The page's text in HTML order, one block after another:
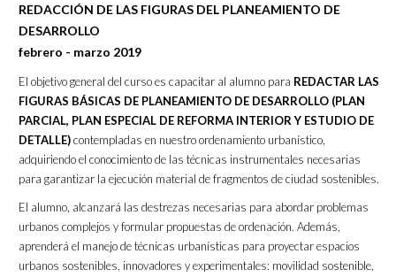
REDACCIÓN DE LAS FIGURAS DEL PLANEAMIENTO DE
DESARROLLO
febrero - marzo 2019
El objetivo general del curso es capacitar al alumno para REDACTAR LAS
FIGURAS BÁSICAS DE PLANEAMIENTO DE DESARROLLO (PLAN
PARCIAL, PLAN ESPECIAL DE REFORMA INTERIOR Y ESTUDIO DE
DETALLE)contempladas en nuestro ordenamiento urbanístico,
adquiriendo el conocimiento de las técnicas instrumentales necesarias
para garantizar la ejecución material de fragmentos de ciudad sostenibles.
El alumno, alcanzará las destrezas necesarias para abordar problemas
urbanos complejos y formular propuestas de ordenación. Además,
aprenderá el manejo de técnicas urbanísticas para proyectar espacios
urbanos sostenibles, innovadores y experimentales: movilidad sostenible,